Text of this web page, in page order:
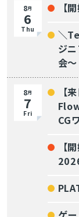
8月
6
Thu
【
＼
ジ
会〜
8月
7
Fri
【
CG
【